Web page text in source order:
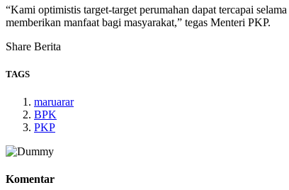
“Kami optimistis target-target perumahan dapat tercapai
memberikan manfaat bagi masyarakat,” tegas Menteri PKP.
Share Berita
TAGS
maruarar
BPK
PKP
Komentar